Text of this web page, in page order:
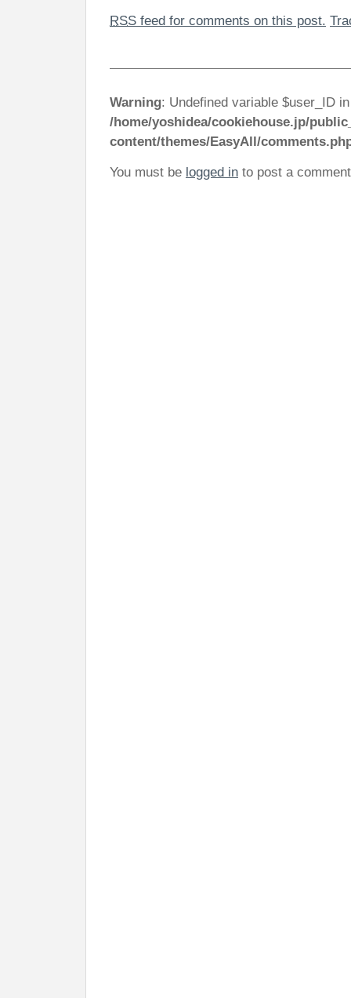
RSS feed for comments on this post.
Warning: Undefined variable $user_ID in
/home/yoshidea/cookiehouse.jp/
content/themes/EasyAll/
You must be logged in to post a